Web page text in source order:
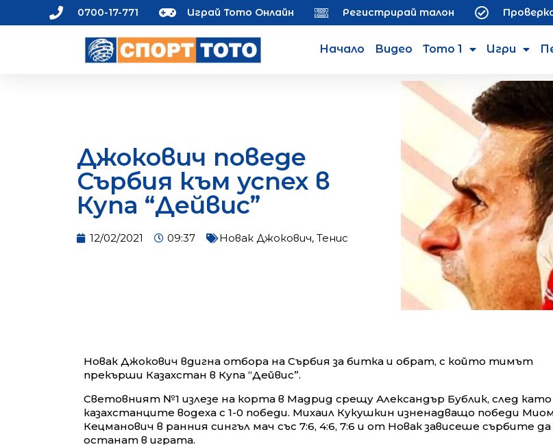
0700-17-771 Играй Тото Онлайн Регистрирай талон
Начало Видео Тото 1 Игри
Джокович поведе
Сърбия към успех в
Купа “Дейвис”
12/02/2021 09:37 Новак Джокович, Тенис
Новак Джокович вдигна отбора на Сърбия за битка и обрат, с който тимът
прекърши Казахстан в Купа “Дейвис”.
Световният №1 излезе на корта в Мадрид срещу Александър Бублик, след като
казахстанците водеха с 1-0 победи. Михаил Кукушкин изненадващо победи
Кецманович в ранния сингъл мач със 7:6, 4:6, 7:6 и от Новак зависеше сърбите да
останат в играта.